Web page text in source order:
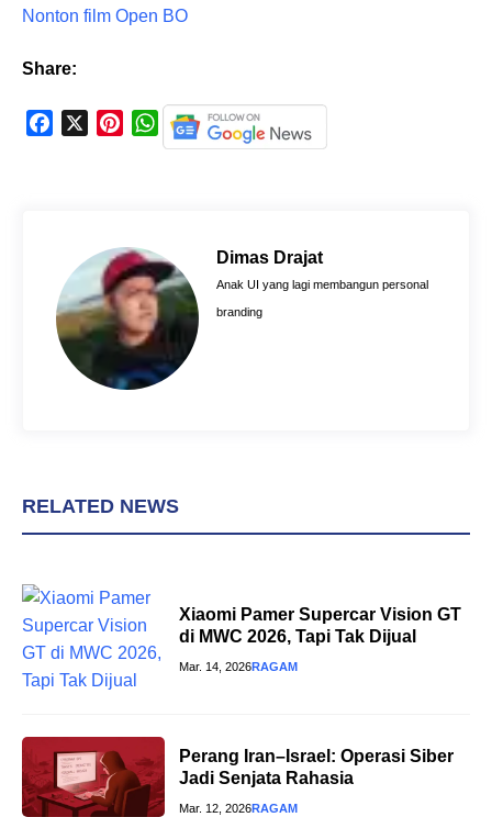
Nonton film Open BO
Share:
k
r
e
s
t
W
h
A
p
Dimas Drajat
Anak UI yang lagi membangun personal
branding
RELATED NEWS
Xiaomi Pamer Supercar Vision GT
di MWC 2026, Tapi Tak Dijual
Mar. 14, 2026RAGAM
Perang Iran–Israel: Operasi Siber
Jadi Senjata Rahasia
Mar. 12, 2026RAGAM